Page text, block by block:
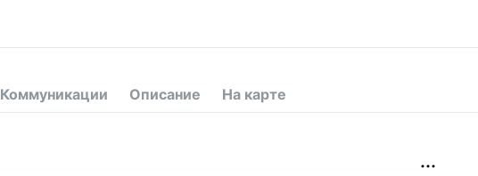
Коммуникации Описание На карте